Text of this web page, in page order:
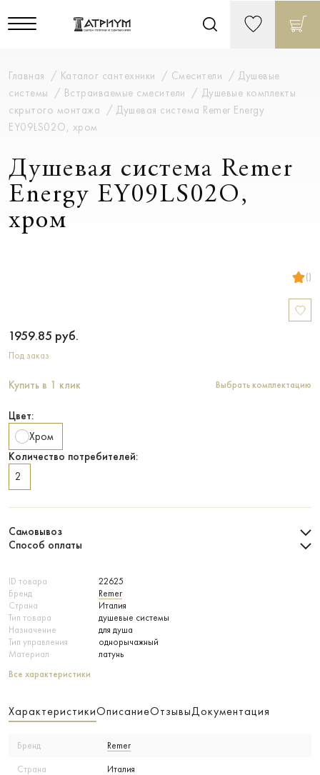
Главная Каталог сантехники Смесители
Душевые
системы
Встраиваемые смесители
Душевые комплекты
скрытого монтажа
Душевая система Remer Energy
EY09LS02O, хром
Душевая система Remer
Energy EY09LS02O,
хром
()
ID товара
22625
Бренд
Remer
Страна
Италия
Тип товара
душевые системы
Назначение
для душа
Тип управления
однорычажный
Материал
латунь
Все характеристики
1959.85 руб.
Под заказ
Купить в 1 клик Выбрать комплектацию
Цвет:
Хром
Количество потребителей:
2
Самовывоз
Способ оплаты
ХарактеристикиОписаниеОтзывыДокументация
Бренд Remer
Страна Италия